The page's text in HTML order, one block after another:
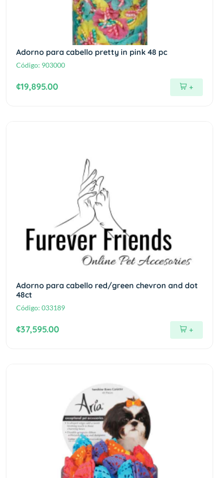
Adorno para cabello pretty in pink 48 pc
Código: 903000
¢19,895.00 +
Adorno para cabello red/green chevron and dot
48ct
Código: 033189
¢37,595.00 +